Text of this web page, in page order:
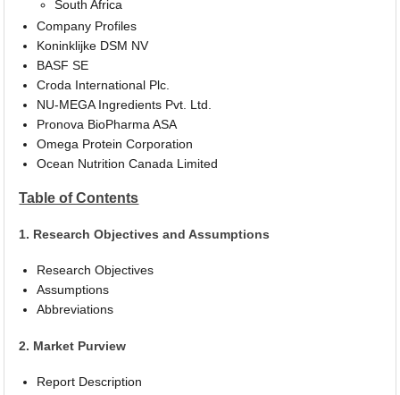
South Africa
Company Profiles
Koninklijke DSM NV
BASF SE
Croda International Plc.
NU-MEGA Ingredients Pvt. Ltd.
Pronova BioPharma ASA
Omega Protein Corporation
Ocean Nutrition Canada Limited
Table of Contents
1. Research Objectives and Assumptions
Research Objectives
Assumptions
Abbreviations
2. Market Purview
Report Description